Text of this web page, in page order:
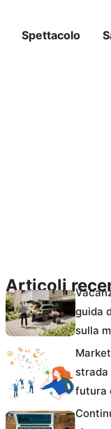
Spettacolo
Articoli
guida
sulla
strada
futura